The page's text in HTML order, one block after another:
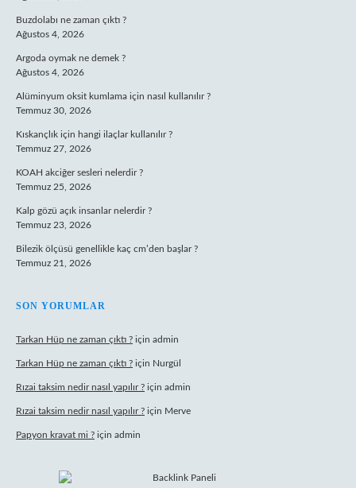
Buzdolabı ne zaman çıktı ?
Ağustos 4, 2026
Argoda oymak ne demek ?
Ağustos 4, 2026
Alüminyum oksit kumlama için nasıl kullanılır ?
Temmuz 30, 2026
Kıskançlık için hangi ilaçlar kullanılır ?
Temmuz 27, 2026
KOAH akciğer sesleri nelerdir ?
Temmuz 25, 2026
Kalp gözü açık insanlar nelerdir ?
Temmuz 23, 2026
Bilezik ölçüsü genellikle kaç cm’den başlar ?
Temmuz 21, 2026
SON YORUMLAR
Tarkan Hüp ne zaman çıktı ? için admin
Tarkan Hüp ne zaman çıktı ? için Nurgül
Rızai taksim nedir nasıl yapılır ? için admin
Rızai taksim nedir nasıl yapılır ? için Merve
Papyon kravat mi ? için admin